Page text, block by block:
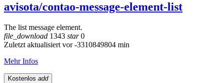
avisota/contao-message-element-list
The list message element.
file_download 1343 star0
Zuletzt aktualisiert vor -3310849804 min
Mehr Infos
Kostenlos add